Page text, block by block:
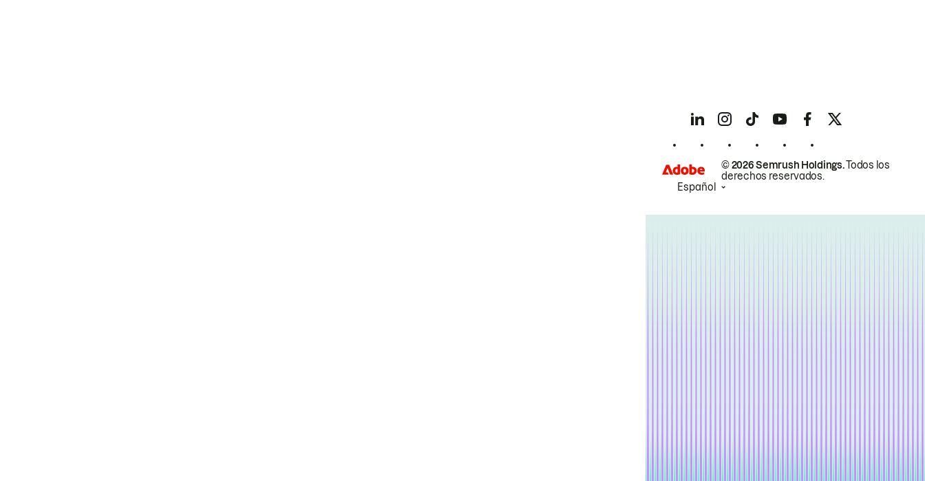
© 2026 Semrush Holdings.Todos los
derechos reservados.
Español